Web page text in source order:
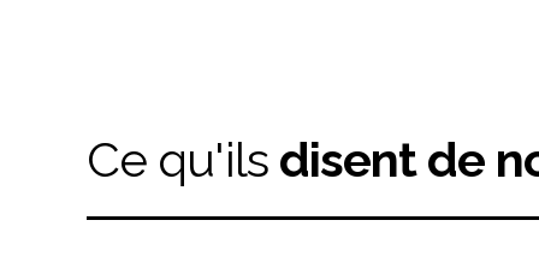
Ce qu'ils disent de